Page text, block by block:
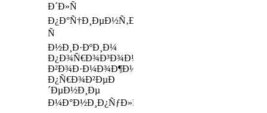
Ð´Ð»Ñ
Ð¿Ð°Ñ†Ð¸ÐµÐ½Ñ‚Ð¾Ð²
Ñ
Ð½Ð¸Ð·ÐºÐ¸Ð¼
Ð¿Ð¾Ñ€Ð¾Ð³Ð¾Ð¼
Ð²Ð¾Ð·Ð¼Ð¾Ð¶Ð½Ð¾
Ð¿Ñ€Ð¾Ð²ÐµÐ
´ÐµÐ½Ð¸Ðµ
Ð¼Ð°Ð½Ð¸Ð¿ÑƒÐ»ÑÑ†Ð¸Ð¸